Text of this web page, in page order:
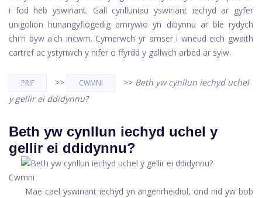
i fod heb yswiriant. Gall cynlluniau yswiriant iechyd ar gyfer
unigolion hunangyflogedig amrywio yn dibynnu ar ble rydych
chi'n byw a'ch incwm. Cymerwch yr amser i wneud eich gwaith
cartref ac ystyriwch y nifer o ffyrdd y gallwch arbed ar sylw.
PRIF >> CWMNI >> Beth yw cynllun iechyd uchel
y gellir ei ddidynnu?
Beth yw cynllun iechyd uchel y
gellir ei ddidynnu?
Cwmni
Mae cael yswiriant iechyd yn angenrheidiol, ond nid yw bob